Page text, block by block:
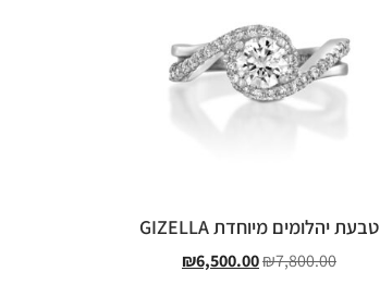
טבעת יהלומים מיוחדת GIZELLA
₪7,800.00
₪6,500.00